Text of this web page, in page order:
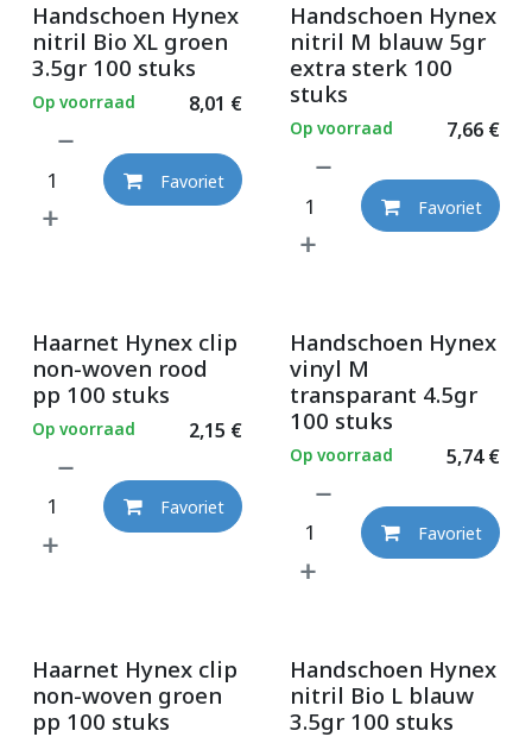
Handschoen Hynex
nitril Bio XL groen
3.5gr 100 stuks
8,01 €
Op voorraad
Favoriet
Handschoen Hynex
nitril M blauw 5gr
extra sterk 100
stuks
7,66€
Op voorraad
Favoriet
Haarnet Hynex clip
non-woven rood
pp 100 stuks
2,15 €
Op voorraad
Favoriet
Handschoen Hynex
vinyl M
transparant 4.5gr
100 stuks
5,74€
Op voorraad
Favoriet
Haarnet Hynex clip
non-woven groen
pp 100 stuks
Handschoen Hynex
nitril Bio L blauw
3.5gr 100 stuks